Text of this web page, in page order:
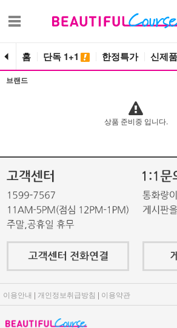
홈 단독 1+1 한정특가 신제품
브랜드
상품 준비중 입니다.
이용안내 | 개인정보취급방침 | 이용약관